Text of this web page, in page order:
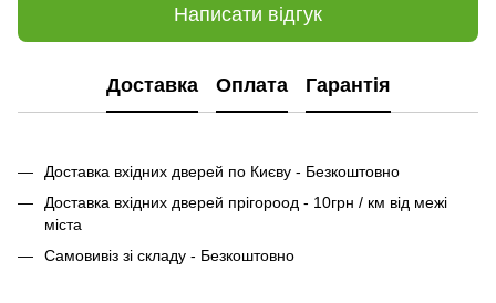
Написати відгук
Доставка Оплата Гарантія
Доставка вхідних дверей по Києву - Безкоштовно
Доставка вхідних дверей прігороод - 10грн / км від межі
міста
Самовивіз зі складу - Безкоштовно